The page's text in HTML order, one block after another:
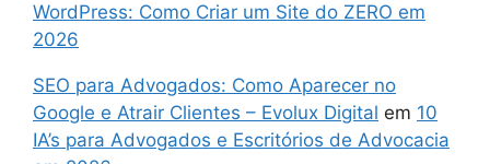
WordPress: Como Criar um Site do ZERO em
2026
SEO para Advogados: Como Aparecer no
Google e Atrair Clientes – Evolux Digital em 10
IA’s para Advogados e Escritórios de Advocacia